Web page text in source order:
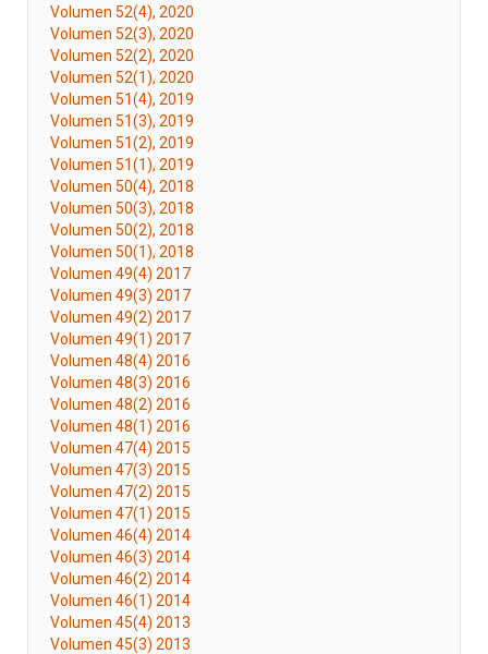
Volumen 52(4), 2020
Volumen 52(3), 2020
Volumen 52(2), 2020
Volumen 52(1), 2020
Volumen 51(4), 2019
Volumen 51(3), 2019
Volumen 51(2), 2019
Volumen 51(1), 2019
Volumen 50(4), 2018
Volumen 50(3), 2018
Volumen 50(2), 2018
Volumen 50(1), 2018
Volumen 49(4) 2017
Volumen 49(3) 2017
Volumen 49(2) 2017
Volumen 49(1) 2017
Volumen 48(4) 2016
Volumen 48(3) 2016
Volumen 48(2) 2016
Volumen 48(1) 2016
Volumen 47(4) 2015
Volumen 47(3) 2015
Volumen 47(2) 2015
Volumen 47(1) 2015
Volumen 46(4) 2014
Volumen 46(3) 2014
Volumen 46(2) 2014
Volumen 46(1) 2014
Volumen 45(4) 2013
Volumen 45(3) 2013